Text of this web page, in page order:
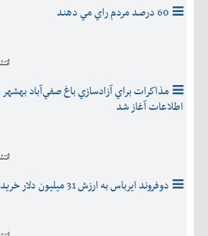
60 درصد مردم راي مي دهند
مذاكرات براي آزادسازي باغ صفي‌آباد
اطلاعات آغاز شد
دوفروند ایرباس به ارزش 31 میلیون دلار خریدیم - داوودكشاورزيان